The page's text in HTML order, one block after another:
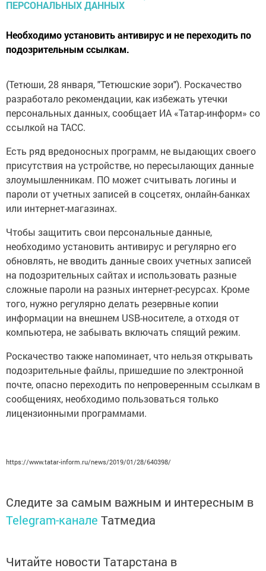
Необходимо установить антивирус и не переходить по
подозрительным ссылкам.
(Тетюши, 28 января, "Тетюшские зори"). Роскачество
разработало рекомендации, как избежать утечки
персональных данных, сообщает ИА «Татар-информ» со
ссылкой на ТАСС.
Есть ряд вредоносных программ, не выдающих своего
присутствия на устройстве, но пересылающих данные
злоумышленникам. ПО может считывать логины и
пароли от учетных записей в соцсетях, онлайн-банках
или интернет-магазинах.
Чтобы защитить свои персональные данные,
необходимо установить антивирус и регулярно его
обновлять, не вводить данные своих учетных записей
на подозрительных сайтах и использовать разные
сложные пароли на разных интернет-ресурсах. Кроме
того, нужно регулярно делать резервные копии
информации на внешнем USB-носителе, а отходя от
компьютера, не забывать включать спящий режим.
Роскачество также напоминает, что нельзя открывать
подозрительные файлы, пришедшие по электронной
почте, опасно переходить по непроверенным ссылкам в
сообщениях, необходимо пользоваться только
лицензионными программами.
https://www.tatar-inform.ru/news/2019/01/28/640398/
Следите за самым важным и интересным в
Telegram-канале Татмедиа
Читайте новости Татарстана в